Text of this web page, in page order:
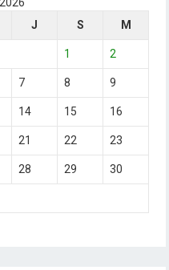
J S M
1 2
7 8 9
14 15 16
21 22 23
28 29 30